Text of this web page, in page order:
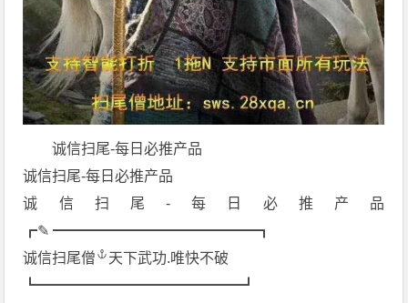
诚信扫尾-每日必推产品
诚信扫尾-每日必推产品
诚信扫尾-每日必推产品
┏✎ ━━━━━━━━━━━━━━┓
诚信扫尾僧
天下武功.唯快不破
┗━━━━━━━━━━━━━━┛